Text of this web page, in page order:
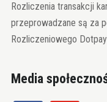
Rozliczenia transakcji
przeprowadzane są za
Rozliczeniowego Dotpay
Media